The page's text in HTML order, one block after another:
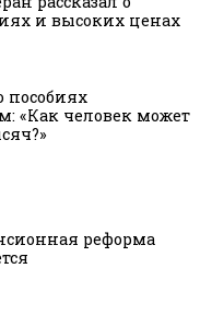
и высоких ценах
пособиях
«Как человек может
реформа